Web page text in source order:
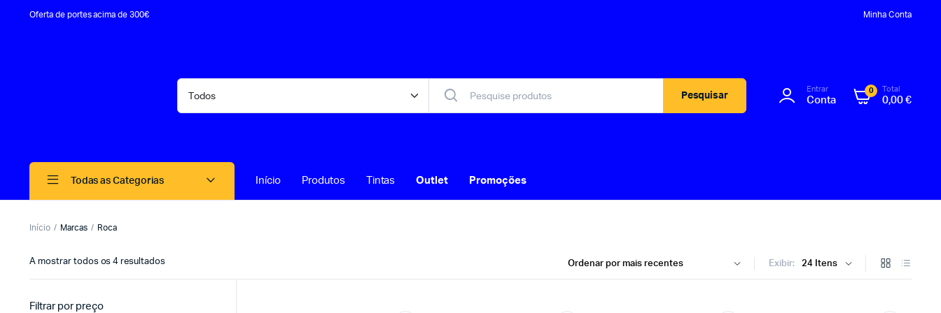
Oferta de portes acima de 300€ Minha Conta
Pesquisar
Entrar
Conta
0 Total
0,00€
Todas as Categorias Início Produtos Tintas Outlet Promoções
Início Marcas Roca
Exibir:
A mostrar todos os 4 resultados
Filtrar por preço